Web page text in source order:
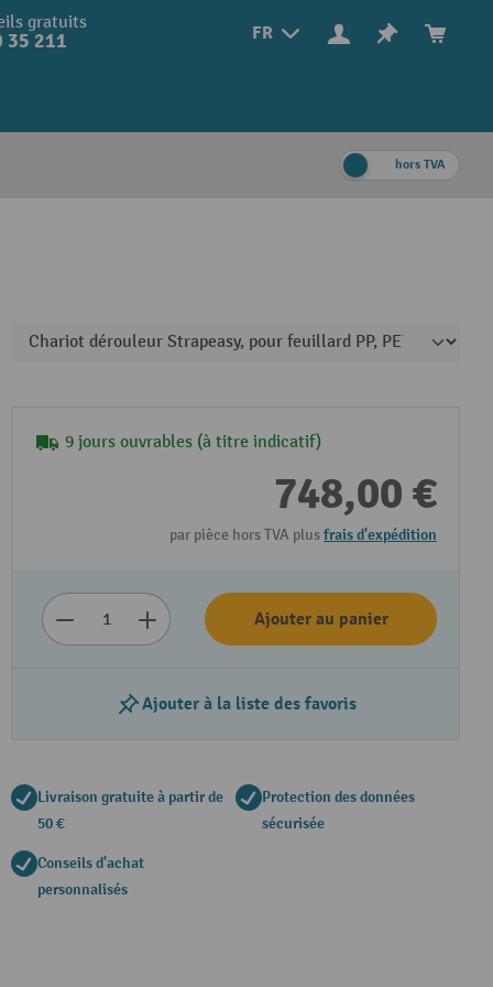
FR
gratuits
35 211
hors TVA
9 jours ouvrables (à titre indicatif)
748,00 €
par pièce hors TVA plusfrais d'expédition
Ajouter au panier
Ajouter à la liste des favoris
Livraison gratuite à partir de
50 €
Protection des données
sécurisée
Conseils d'achat
personnalisés